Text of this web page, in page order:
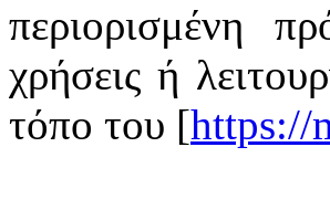
περιορισμένη
χρήσεις ή
τόπο του [https://